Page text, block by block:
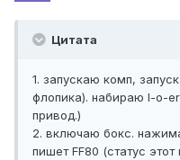
Цитата
1. запускаю комп,
флопика). набираю l-o-
привод.)
2. включаю бокс.
пишет FF80 (статус